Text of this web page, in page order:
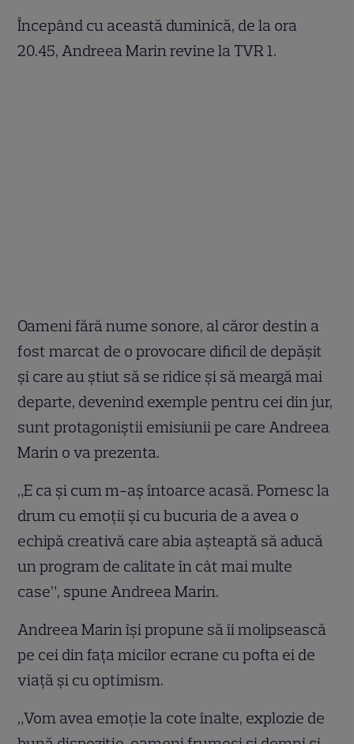
Începând cu această duminică, de la ora
20.45, Andreea Marin revine la TVR 1.
Oameni fără nume sonore, al căror destin a
fost marcat de o provocare dificil de depăşit
şi care au ştiut să se ridice şi să meargă mai
departe, devenind exemple pentru cei din jur,
sunt protagoniştii emisiuniipe care Andreea
Marin o va prezenta.
„E ca şi cum m-aş întoarce acasă. Pornesc la
drum cu emoţii şi cu bucuria de a avea o
echipă creativă care abia aşteaptă să aducă
un program de calitate în cât mai multe
case”, spune Andreea Marin.
Andreea Marin îşi propune să îi molipsească
pe cei din faţa micilor ecrane cu pofta ei de
viaţă şi cu optimism.
„Vom avea emoţie la cote înalte, explozie de